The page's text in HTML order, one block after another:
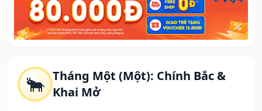
🐂 Tháng Một (Một): Chính Bắc &
Khai Mở